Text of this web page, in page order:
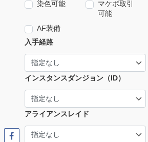
染色可能
マケボ取引
可能
AF装備
入手経路
インスタンスダンジョン（ID）
アライアンスレイド